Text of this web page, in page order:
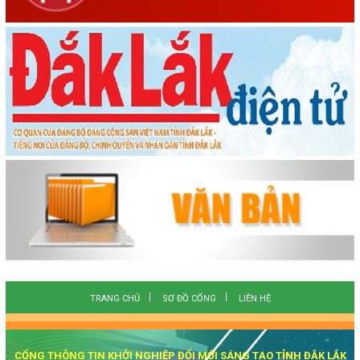
TRANG CHỦ SƠ ĐỒ CỔNG LIÊN HỆ
CỔNG THÔNG TIN KHỞI NGHIỆP ĐỔI MỚI SÁNG TẠO TỈNH ĐẮK LẮK